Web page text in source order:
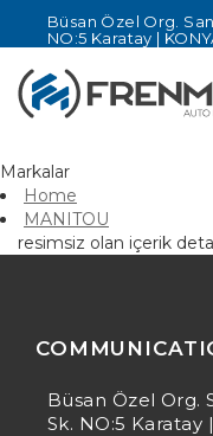
Büsan Özel Org.
NO:5 Karatay |
Markalar
Home
MANITOU
resimsiz olan içerik
Büsan Özel Org.
Sk. NO:5 Karatay